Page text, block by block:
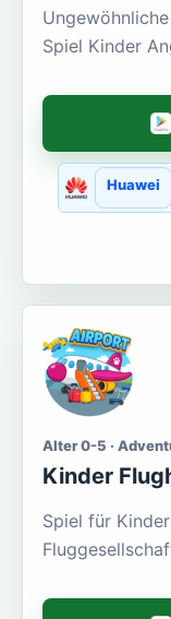
Spiel Kinder
Huawei
Alter 0-5 ·
Kinder
Spiel für